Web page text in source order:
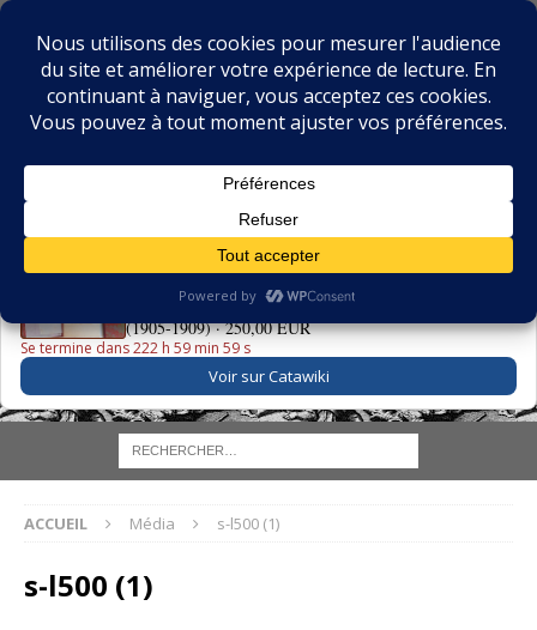
BIBLIOPHILIE.COM
LE BLOG DU BIBLIOPHILE, DES BIBLIOPHILES, DE LA
La Grande Danse Macabre des Vifs - Martin van Maële
(1905-1909) ·250,00 EUR
Se termine dans 222 h 59 min 59 s
Voir sur Catawiki
ACCUEIL Média s-l500 (1)
s-l500 (1)